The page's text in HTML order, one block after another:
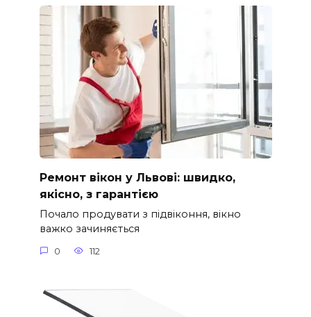
Ремонт вікон у Львові: швидко,
якісно, з гарантією
Почало продувати з підвіконня, вікно
важко зачиняється
0 112